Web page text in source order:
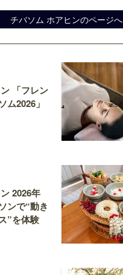
チバソム ホアヒンのページへ
「フレン
ム2026」
2026年
ンで“動き
”を体験